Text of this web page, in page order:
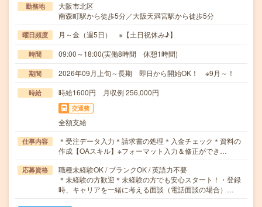
勤務地
大阪市北区
南森町駅から徒歩5分／大阪天満宮駅から徒歩5分
曜日頻度 月～金（週5日） ※【土日祝休み♪】
時間 09:00～18:00(実働8時間 休憩1時間)
期間 2026年09月上旬～長期 即日から開始OK！ ※9月～！
時給 時給1600円 月収例 256,000円
交通費
全額支給
仕事内容
＊受注データ入力＊請求書の処理＊入金チェック＊資料の
作成【OAスキル】※フォーマット入力＆修正ができ…
応募資格
職種未経験OK / ブランクOK / 英語力不要
＊未経験の方歓迎＊未経験の方でも安心スタート！・登録
時、キャリアを一緒に考える面談（電話面談の場合）…